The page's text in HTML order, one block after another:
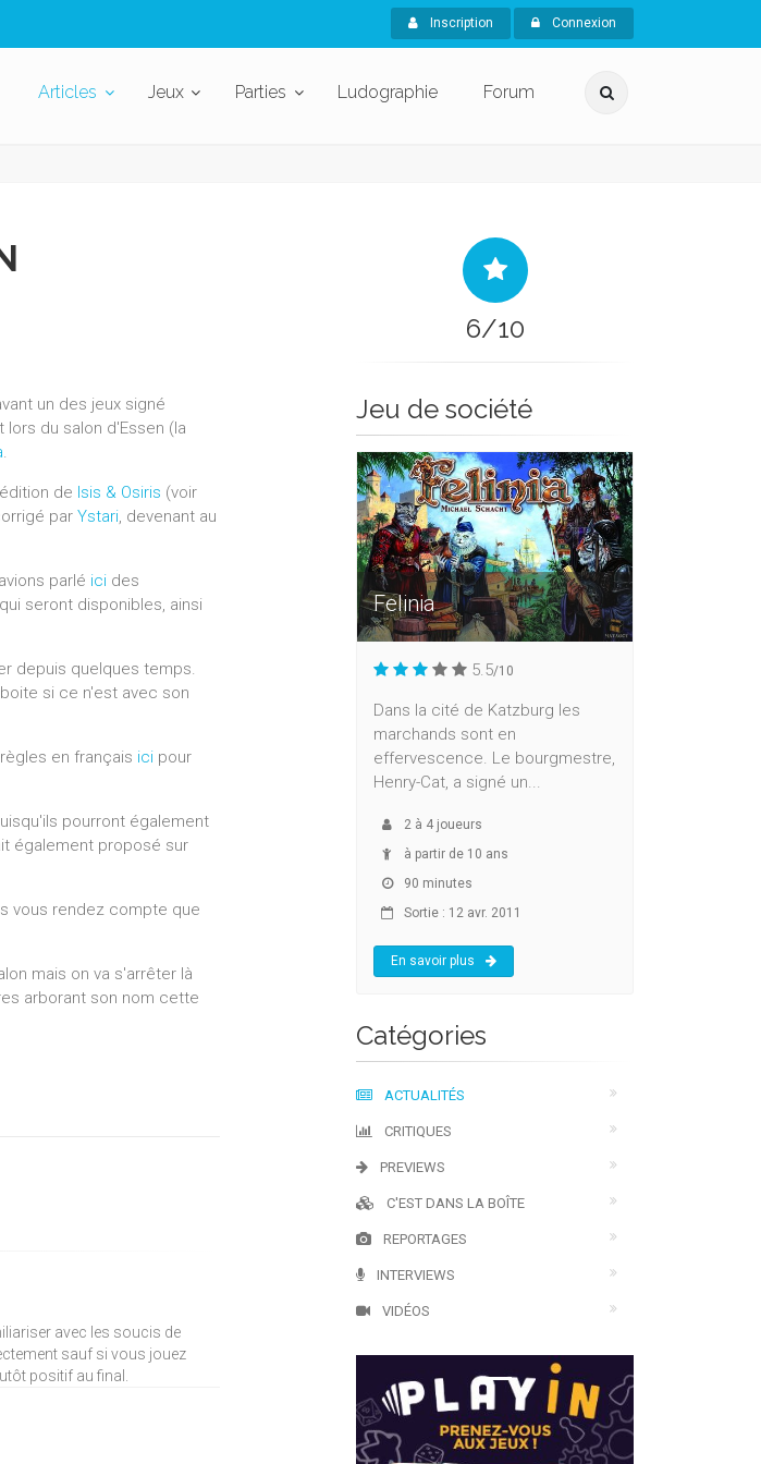
Inscription Connexion
Articles Jeux Parties Ludographie Forum
un des jeux signé
lors du salon d'Essen (la
.
de Isis & Osiris (voir
parYstari, devenant au
parlé ici des
qui seront disponibles, ainsi
depuis quelques temps.
si ce n'est avec son
en français ici pour
pourront également
également proposé sur
vous rendez compte que
mais on va s'arrêter là
arborant son nom cette
avec les soucis de
sauf si vous jouez
positif au final.
6/10
Jeu de société
Felinia
5.5/10
Dans la cité de Katzburg les
marchands sont en
effervescence. Le bourgmestre,
Henry-Cat, a signé un...
2 à 4 joueurs
à partir de 10 ans
90 minutes
Sortie : 12 avr. 2011
En savoir plus
Catégories
ACTUALITÉS
CRITIQUES
PREVIEWS
C'EST DANS LA BOÎTE
REPORTAGES
INTERVIEWS
VIDÉOS